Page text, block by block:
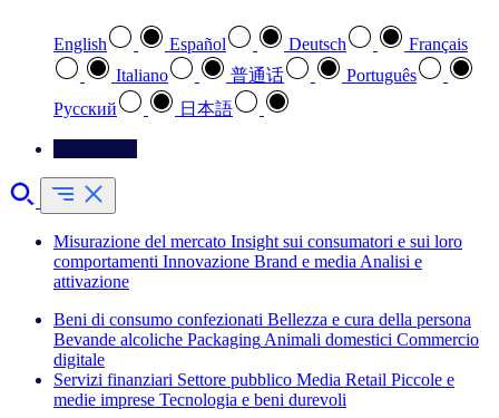
English Español Deutsch
Français
Italiano
普通话
Português
Pусский
日本語
Misurazione del mercato Insight sui consumatori e sui loro
comportamenti Innovazione Brand e media Analisi e
attivazione
Beni di consumo confezionati Bellezza e cura della persona
Bevande alcoliche Packaging Animali domestici Commercio
digitale
Servizi finanziari Settore pubblico Media Retail Piccole e
medie imprese Tecnologia e beni durevoli